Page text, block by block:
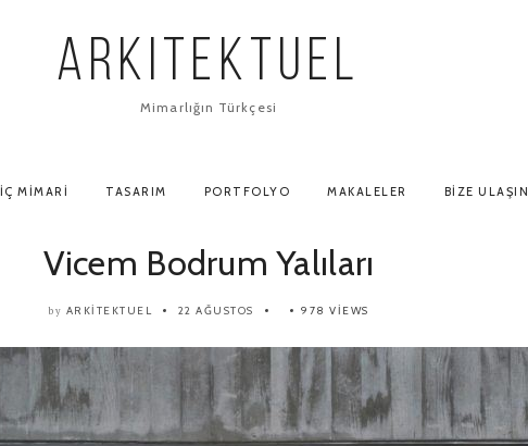
ARKITEKTUEL
Mimarlığın Türkçesi
İÇ MIMARI TASARIM PORTFOLYO MAKALELER BIZE ULAŞIN
Vicem Bodrum Yalıları
by ARKITEKTUEL 22 AĞUSTOS 978 VIEWS